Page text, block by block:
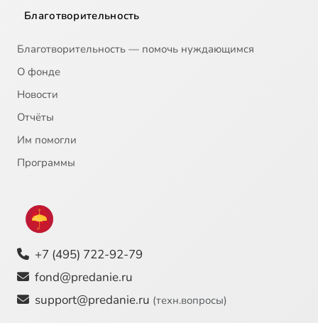
Благотворительность
Благотворительность — помочь нуждающимся
О фонде
Новости
Отчёты
Им помогли
Программы
+7 (495) 722-92-79
fond@predanie.ru
support@predanie.ru (техн.вопросы)